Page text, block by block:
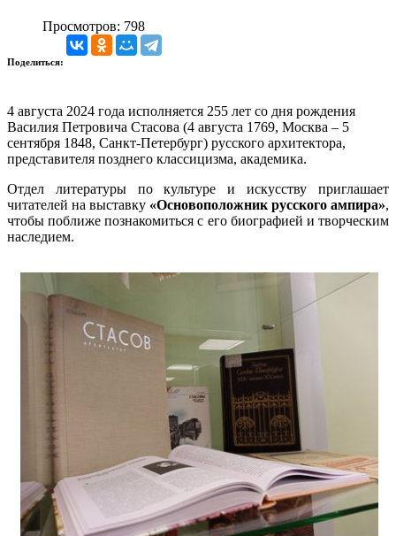
Просмотров: 798
Поделиться:
4 августа 2024 года исполняется 255 лет со дня рождения
Василия Петровича Стасова (4 августа 1769, Москва – 5
сентября 1848, Санкт-Петербург) русского архитектора,
представителя позднего классицизма, академика.
Отдел литературы по культуре и искусству приглашает
читателей на выставку «Основоположник русского ампира»,
чтобы поближе познакомиться с его биографией и творческим
наследием.